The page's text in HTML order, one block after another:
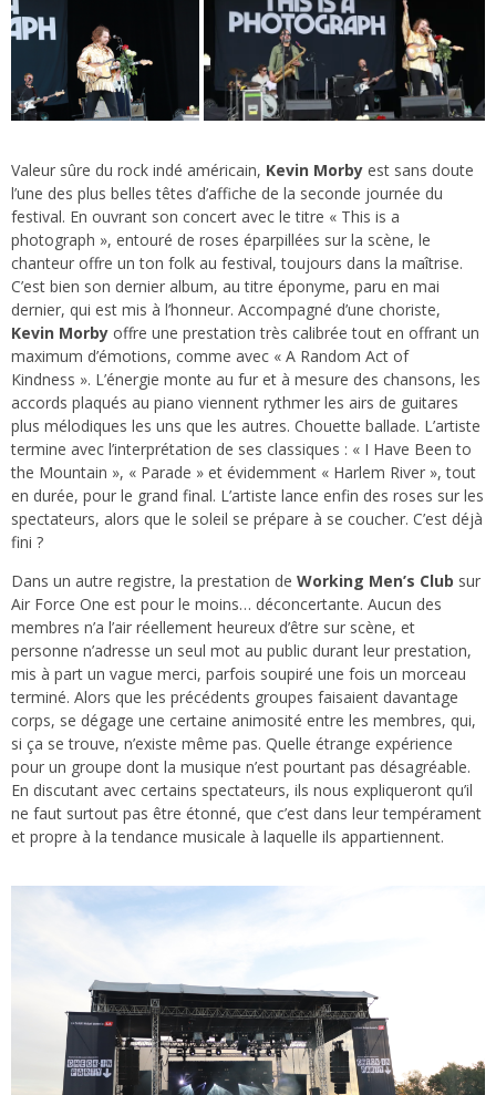
Valeur sûre du rock indé américain, Kevin Morby est sans doute
l’une des plus belles têtes d’affiche de la seconde journée du
festival. En ouvrant son concert avec le titre « This is a
photograph », entouré de roses éparpillées sur la scène, le
chanteur offre un ton folk au festival, toujours dans la maîtrise.
C’est bien son dernier album, au titre éponyme, paru en mai
dernier, qui est mis à l’honneur. Accompagné d’une choriste,
Kevin Morby offre une prestation très calibrée tout en offrant un
maximum d’émotions, comme avec « A Random Act of
Kindness ». L’énergie monte au fur et à mesure des chansons, les
accords plaqués au piano viennent rythmer les airs de guitares
plus mélodiques les uns que les autres. Chouette ballade. L’artiste
termine avec l’interprétation de ses classiques : « I Have Been to
the Mountain », « Parade » et évidemment « Harlem River », tout
en durée, pour le grand final. L’artiste lance enfin des roses sur les
spectateurs, alors que le soleil se prépare à se coucher. C’est déjà
fini ?
Dans un autre registre, la prestation de Working Men’s Club sur
Air Force One est pour le moins… déconcertante. Aucun des
membres n’a l’air réellement heureux d’être sur scène, et
personne n’adresse un seul mot au public durant leur prestation,
mis à part un vague merci, parfois soupiré une fois un morceau
terminé. Alors que les précédents groupes faisaient davantage
corps, se dégage une certaine animosité entre les membres, qui,
si ça se trouve, n’existe même pas. Quelle étrange expérience
pour un groupe dont la musique n’est pourtant pas désagréable.
En discutant avec certains spectateurs, ils nous expliqueront qu’il
ne faut surtout pas être étonné, que c’est dans leur tempérament
et propre à la tendance musicale à laquelle ils appartiennent.